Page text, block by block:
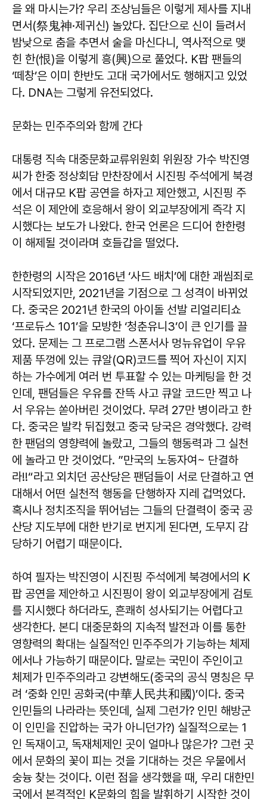
을 왜 마시는가? 우리 조상님들은 이렇게 제사를 지내
면서(祭鬼神·제귀신) 놀았다. 집단으로 신이 들려서
밤낮으로 춤을 추면서 술을 마신다니, 역사적으로 맺
힌 한(恨)을 이렇게 흥(興)으로 풀었다. K팝 팬들의
‘떼창’은 이미 한반도 고대 국가에서도 행해지고 있었
다. DNA는 그렇게 유전되었다.
문화는 민주주의와 함께 간다
대통령 직속 대중문화교류위원회 위원장 가수 박진영
씨가 한중 정상회담 만찬장에서 시진핑 주석에게 북경
에서 대규모 K팝 공연을 하자고 제안했고, 시진핑 주
석은 이 제안에 호응해서 왕이 외교부장에게 즉각 지
시했다는 보도가 나왔다. 한국 언론은 드디어 한한령
이 해제될 것이라며 호들갑을 떨었다.
한한령의 시작은 2016년 ‘사드 배치’에 대한 괘씸죄로
시작되었지만, 2021년을 기점으로 그 성격이 바뀌었
다. 중국은 2021년 한국의 아이돌 선발 리얼리티쇼
‘프로듀스 101’을 모방한 ‘청춘유니3’이 큰 인기를 끌
었다. 문제는 그 프로그램 스폰서사 멍뉴유업이 우유
제품 뚜껑에 있는 큐알(QR)코드를 찍어 자신이 지지
하는 가수에게 여러 번 투표할 수 있는 마케팅을 한 것
인데, 팬덤들은 우유를 잔뜩 사고 큐알 코드만 찍고 나
서 우유는 쏟아버린 것이었다. 무려 27만 병이라고 한
다. 중국은 발칵 뒤집혔고 중국 당국은 경악했다. 강력
한 팬덤의 영향력에 놀랐고, 그들의 행동력과 그 실천
에 놀라고 만 것이었다. ”만국의 노동자여~ 단결하
라!!“라고 외치던 공산당은 팬덤들이 서로 단결하고 연
대해서 어떤 실천적 행동을 단행하자 지레 겁먹었다.
혹시나 정치조직을 뛰어넘는 그들의 단결력이 중국 공
산당 지도부에 대한 반기로 번지게 된다면, 도무지 감
당하기 어렵기 때문이다.
하여 필자는 박진영이 시진핑 주석에게 북경에서의 K
팝 공연을 제안하고 시진핑이 왕이 외교부장에게 검토
를 지시했다 하더라도, 흔쾌히 성사되기는 어렵다고
생각한다. 본디 대중문화의 지속적 발전과 이를 통한
영향력의 확대는 실질적인 민주주의가 기능하는 체제
에서나 가능하기 때문이다. 말로는 국민이 주인이고
체제가 민주주의라고 강변해도(중국의 공식 명칭은 무
려 ‘중화 인민 공화국(中華人民共和國)’이다. 중국
인민들의 나라라는 뜻인데, 실제 그런가? 인민 해방군
이 인민을 진압하는 국가 아니던가?) 실질적으로는 1
인 독재이고, 독재체제인 곳이 얼마나 많은가? 그런 곳
에서 문화의 꽃이 피는 것을 기대하는 것은 우물에서
숭늉 찾는 것이다. 이런 점을 생각했을 때, 우리 대한민
국에서 본격적인 K문화의 힘을 발휘하기 시작한 것이